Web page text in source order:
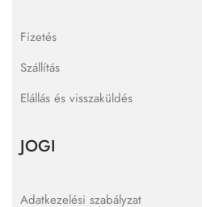
Fizetés
Szállítás
Elállás és visszaküldés
JOGI
Adatkezelési szabályzat